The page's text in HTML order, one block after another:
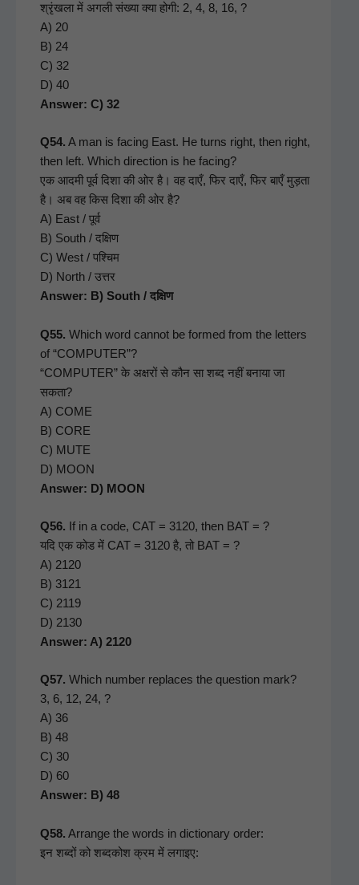
श्रृंखला में अगली संख्या क्या होगी: 2, 4, 8, 16, ?
A) 20
B) 24
C) 32
D) 40
Answer: C) 32
Q54. A man is fac­ing East. He turns right, then right,
then left. Which direc­tion is he fac­ing?
एक आदमी पूर्व दिशा की ओर है। वह दाएँ, फिर दाएँ, फिर बाएँ मुड़ता
है। अब वह किस दिशा की ओर है?
A) East / पूर्व
B) South / दक्षिण
C) West / पश्चिम
D) North / उत्तर
Answer: B) South / दक्षिण
Q55. Which word can­not be formed from the let­ters
of “COMPUTER”?
“COMPUTER” के अक्षरों से कौन सा शब्द नहीं बनाया जा
सकता?
A) COME
B) CORE
C) MUTE
D) MOON
Answer: D) MOON
Q56. If in a code, CAT = 3120, then BAT = ?
यदि एक कोड में CAT = 3120 है, तो BAT = ?
A) 2120
B) 3121
C) 2119
D) 2130
Answer: A) 2120
Q57. Which num­ber replaces the ques­tion mark?
3, 6, 12, 24, ?
A) 36
B) 48
C) 30
D) 60
Answer: B) 48
Q58. Arrange the words in dic­tio­nary order:
इन शब्दों को शब्दकोश क्रम में लगाइए: